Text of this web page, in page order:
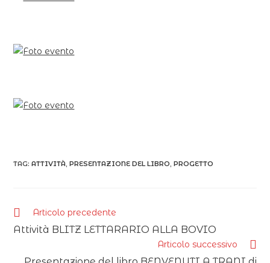
TAG:ATTIVITÀ, PRESENTAZIONE DEL LIBRO, PROGETTO
Articolo precedente
Attività BLITZ LETTARARIO ALLA BOVIO
Articolo successivo